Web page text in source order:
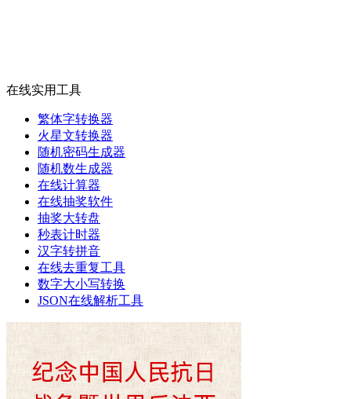
在线实用工具
繁体字转换器
火星文转换器
随机密码生成器
随机数生成器
在线计算器
在线抽奖软件
抽奖大转盘
秒表计时器
汉字转拼音
在线去重复工具
数字大小写转换
JSON在线解析工具